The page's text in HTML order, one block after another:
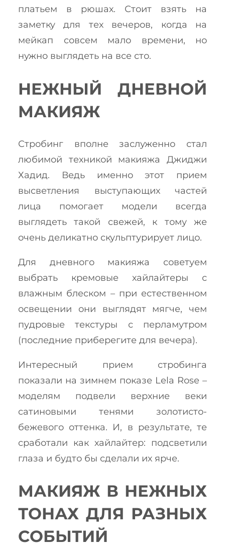
платьем в рюшах. Стоит взять на
заметку для тех вечеров, когда на
мейкап совсем мало времени, но
нужно выглядеть на все сто.
НЕЖНЫЙ ДНЕВНОЙ
МАКИЯЖ
Стробинг вполне заслуженно стал
любимой техникой макияжа Джиджи
Хадид. Ведь именно этот прием
высветления выступающих частей
лица помогает модели всегда
выглядеть такой свежей, к тому же
очень деликатно скульптурирует лицо.
Для дневного макияжа советуем
выбрать кремовые хайлайтеры с
влажным блеском – при естественном
освещении они выглядят мягче, чем
пудровые текстуры с перламутром
(последние приберегите для вечера).
Интересный прием стробинга
показали на зимнем показе Lela Rose –
моделям подвели верхние веки
сатиновыми тенями золотисто-
бежевого оттенка. И, в результате, те
сработали как хайлайтер: подсветили
глаза и будто бы сделали их ярче.
МАКИЯЖ В НЕЖНЫХ
ТОНАХ ДЛЯ РАЗНЫХ
СОБЫТИЙ